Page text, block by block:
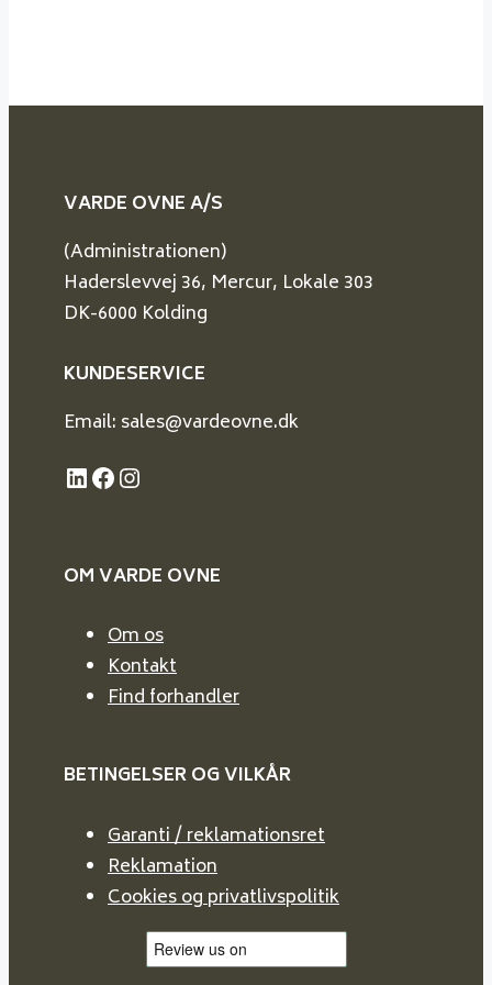
VARDE OVNE A/S
(Administrationen)
Haderslevvej 36, Mercur, Lokale 303
DK-6000 Kolding
KUNDESERVICE
Email: sales@vardeovne.dk
LinkedIn
Facebook
Instagram
OM VARDE OVNE
Om os
Kontakt
Find forhandler
BETINGELSER OG VILKÅR
Garanti / reklamationsret
Reklamation
Cookies og privatlivspolitik